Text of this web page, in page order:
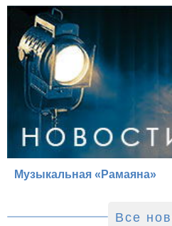
Музыкальная «Рамаяна»
Все